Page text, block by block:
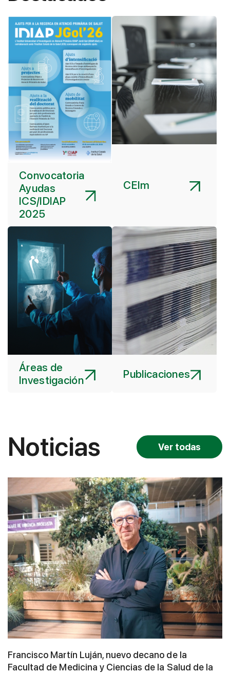
Convocatoria
Ayudas
ICS/IDIAP
2025
CEIm
Áreas de
Investigación
Publicaciones
Noticias Ver todas
Francisco Martín Luján, nuevo decano de la
Facultad de Medicina y Ciencias de la Salud de la